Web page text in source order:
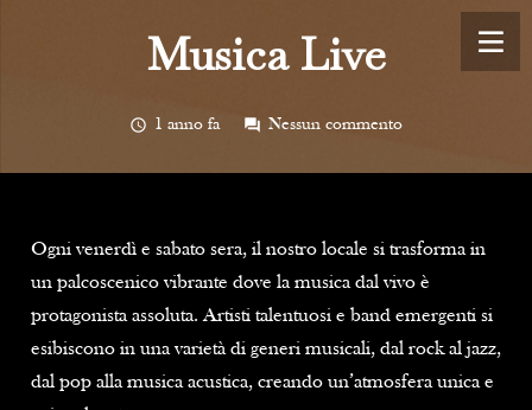
Musica Live
schedule 1 anno fa forum Nessun commento
Ogni venerdì e sabato sera, il nostro locale si trasforma in
un palcoscenico vibrante dove la musica dal vivo è
protagonista assoluta. Artisti talentuosi e band emergenti si
esibiscono in una varietà di generi musicali, dal rock al jazz,
dal pop alla musica acustica, creando un’atmosfera unica e